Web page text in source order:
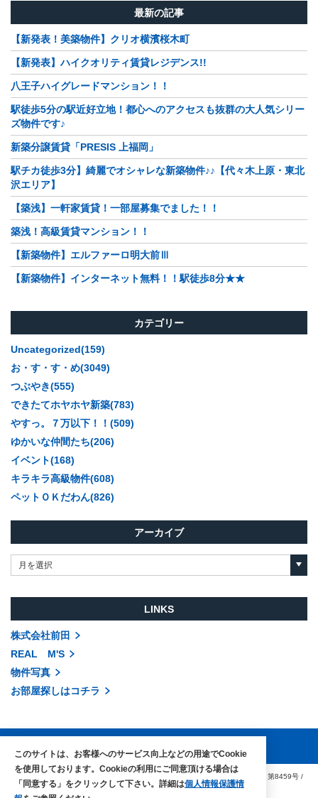
最新の記事
【新発表！美築物件】クリオ横濱桜木町
【新発表】ハイクオリティ賃貸レジデンス!!
八王子ハイグレードマンション！！
駅徒歩5分の駅近好立地！都心へのアクセスも抜群の大人気シリー
ズ物件です♪
新築分譲賃貸「PRESIS 上福岡」
駅チカ徒歩3分】綺麗でオシャレな新築物件♪♪【代々木上原・東北
沢エリア】
【築浅】一軒家賃貸！一部屋募集でました！！
築浅！高級賃貸マンション！！
【新築物件】エルファーロ明大前Ⅲ
【新築物件】インターネット無料！！駅徒歩8分★★
カテゴリー
Uncategorized(159)
お・す・す・め(3049)
つぶやき(555)
できたてホヤホヤ新築(783)
やすっ。７万以下！！(509)
ゆかいな仲間たち(206)
イベント(168)
キラキラ高級物件(608)
ペットＯＫだわん(826)
アーカイブ
月を選択
LINKS
株式会社前田
REAL M'S
物件写真
お部屋探しはコチラ
国土交通大臣（3）第8459号 /
賃貸住宅管理業免許 国土交通大臣（1）第002104号
このサイトは、お客様へのサービス向上などの用途でCookie
を使用しております。Cookieの利用にご同意頂ける場合は
「同意する」をクリックして下さい。詳細は個人情報保護情